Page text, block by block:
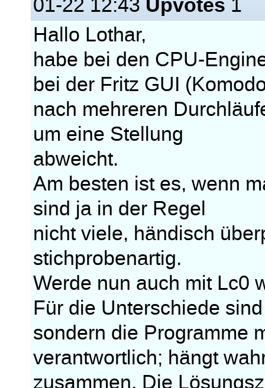
01-22 12:43
1
Hallo Lothar,
habe bei den CPU-
bei der Fritz GUI
nach mehreren
um eine Stellung
abweicht.
Am besten ist es, wenn
sind ja in der Regel
nicht viele, händisch
stichprobenartig.
Werde nun auch mit Lc0
Für die Unterschiede
sondern die Programme
verantwortlich; hängt
zusammen. Die